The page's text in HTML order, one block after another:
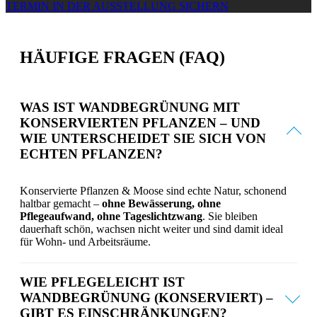
TERMIN IN DER AUSSTELLUNG SICHERN
HÄUFIGE FRAGEN (FAQ)
WAS IST WANDBEGRÜNUNG MIT
KONSERVIERTEN PFLANZEN – UND
WIE UNTERSCHEIDET SIE SICH VON
ECHTEN PFLANZEN?
Konservierte Pflanzen & Moose sind echte Natur, schonend
haltbar gemacht – ohne Bewässerung, ohne
Pflegeaufwand, ohne Tageslichtzwang. Sie bleiben
dauerhaft schön, wachsen nicht weiter und sind damit ideal
für Wohn- und Arbeitsräume.
WIE PFLEGELEICHT IST
WANDBEGRÜNUNG (KONSERVIERT) –
GIBT ES EINSCHRÄNKUNGEN?